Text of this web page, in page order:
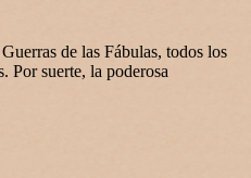
de las Fábulas, todos los
Por suerte, la poderosa